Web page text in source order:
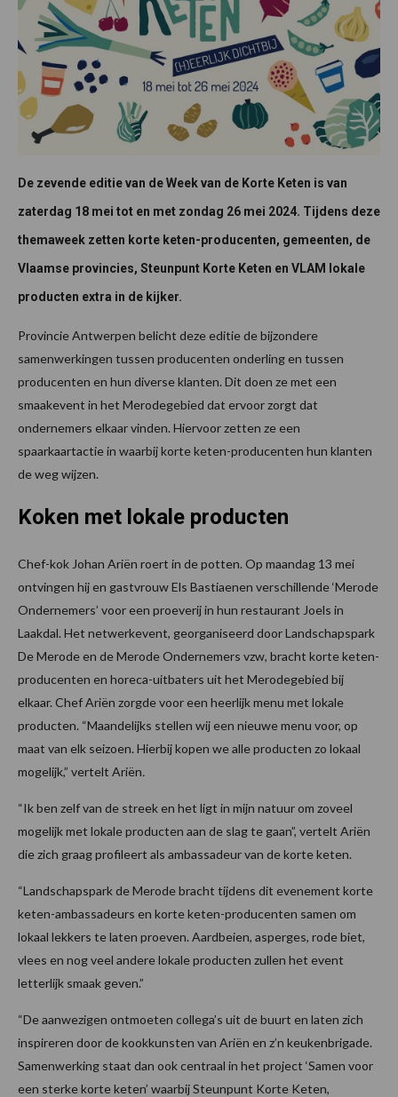
De zevende editie van de Week van de Korte Keten is van
zaterdag 18 mei tot en met zondag 26 mei 2024. Tijdens deze
themaweek zetten korte keten-producenten, gemeenten, de
Vlaamse provincies, Steunpunt Korte Keten en VLAM lokale
producten extra in de kijker.
Provincie Antwerpen belicht deze editie de bijzondere
samenwerkingen tussen producenten onderling en tussen
producenten en hun diverse klanten. Dit doen ze met een
smaakevent in het Merodegebied dat ervoor zorgt dat
ondernemers elkaar vinden. Hiervoor zetten ze een
spaarkaartactie in waarbij korte keten-producenten hun klanten
de weg wijzen.
Koken met lokale producten
Chef-kok Johan Ariën roert in de potten. Op maandag 13 mei
ontvingen hij en gastvrouw Els Bastiaenen verschillende ‘Merode
Ondernemers’ voor een proeverij in hun restaurant Joels in
Laakdal. Het netwerkevent, georganiseerd door Landschapspark
De Merode en de Merode Ondernemers vzw, bracht korte keten-
producenten en horeca-uitbaters uit het Merodegebied bij
elkaar. Chef Ariën zorgde voor een heerlijk menu met lokale
producten. “Maandelijks stellen wij een nieuwe menu voor, op
maat van elk seizoen. Hierbij kopen we alle producten zo lokaal
mogelijk,” vertelt Ariën.
“Ik ben zelf van de streek en het ligt in mijn natuur om zoveel
mogelijk met lokale producten aan de slag te gaan”, vertelt Ariën
die zich graag profileert als ambassadeur van de korte keten.
“Landschapspark de Merode bracht tijdens dit evenement korte
keten-ambassadeurs en korte keten-producenten samen om
lokaal lekkers te laten proeven. Aardbeien, asperges, rode biet,
vlees en nog veel andere lokale producten zullen het event
letterlijk smaak geven.”
“De aanwezigen ontmoeten collega’s uit de buurt en laten zich
inspireren door de kookkunsten van Ariën en z’n keukenbrigade.
Samenwerking staat dan ook centraal in het project ‘Samen voor
een sterke korte keten’ waarbij Steunpunt Korte Keten,